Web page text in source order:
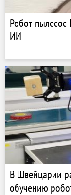
Робот-
ИИ
В Швейцарии
обучению